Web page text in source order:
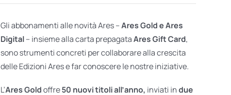
Gli abbonamenti alle novità Ares –Ares Gold e Ares
Digital– insieme alla carta prepagataAres Gift Card,
sono strumenti concreti per collaborare alla crescita
delle Edizioni Ares e far conoscere le nostre iniziative.
L’Ares Goldoffre50 nuovi titoli all’anno, inviati indue